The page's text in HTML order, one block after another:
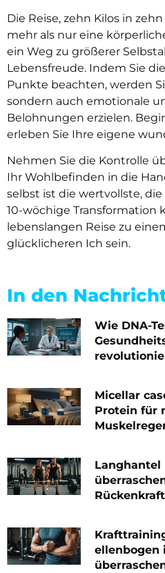
Die Reise, zehn Kilos in
mehr als nur eine
ein Weg zu größerer
Lebensfreude. Indem Sie
Punkte beachten, werden
sondern auch emotionale
Belohnungen erzielen.
erleben Sie Ihre eigene
Nehmen Sie die Kontrolle
Ihr Wohlbefinden in die
selbst ist die wertvollste,
10-wöchige Transformation
lebenslangen Reise zu
glücklicheren Ich sein.
In den
Wie DNA-
Micellar
Protein für
Rückenkraft
ellenbogen